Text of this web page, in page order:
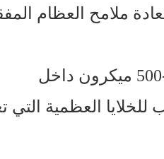
ملامح العظام
يمكن للطابعة أن تحبك مسام 300-500 ميكرون داخل
للخلايا العظمية